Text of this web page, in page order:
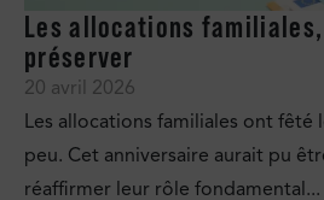
Les allocations
préserver
20 avril 2026
Les allocations familiales ont fêté
peu. Cet anniversaire aurait pu
réaffirmer leur rôle fondamental...